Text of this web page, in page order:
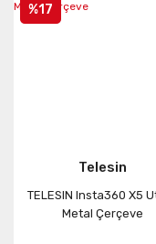
%17
Telesin
TELESIN Insta360 X5
Metal Çerçeve